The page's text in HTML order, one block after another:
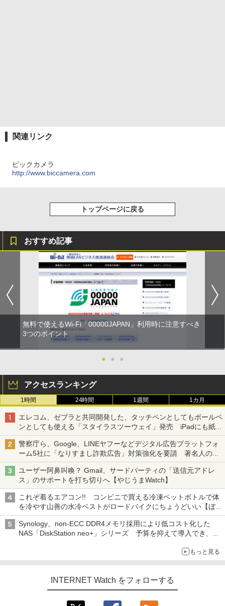
関連リンク
ビックカメラ
http://www.biccamera.com
トップページに戻る
おすすめ記事
無料で使えるWi-Fi「00000JAPAN」利用時に注意すべき
3つのポイント
● ● ●
アクセスランキング
1時間 24時間 1週間 1カ月
エレコム、ゼブラと共同開発した、タッチペンとしてもボールペ
ンとしても使える「スタイラスツーウェイ」発売 iPadにも紙に
も、持ち替えずに書き込める
警察庁ら、Google、LINEヤフーなどデジタル広告プラットフォ
ーム5社に「なりすまし詐欺広告」対策強化を要請 著名人の写
真や映像を使った投資詐欺などへの対策として
ユーザー阿鼻叫喚？ Gmail、サードパーティの「送信元アドレ
ス」のサポートを打ち切りへ【やじうまWatch】
これぞ着るエアコン!! コンビニで買える冷凍ペットボトルで体
を冷やす山善の水冷ベストがロードバイクにちょうどいい【ぼっ
ち・ざ・ろーど！その14】【空いた時間でなにしてる？】
Synology、non-ECC DDR4メモリ採用により低コスト化した
NAS「DiskStation neo+」シリーズ 予算を抑えて導入でき、
もっと見る
INTERNET Watch をフォローする